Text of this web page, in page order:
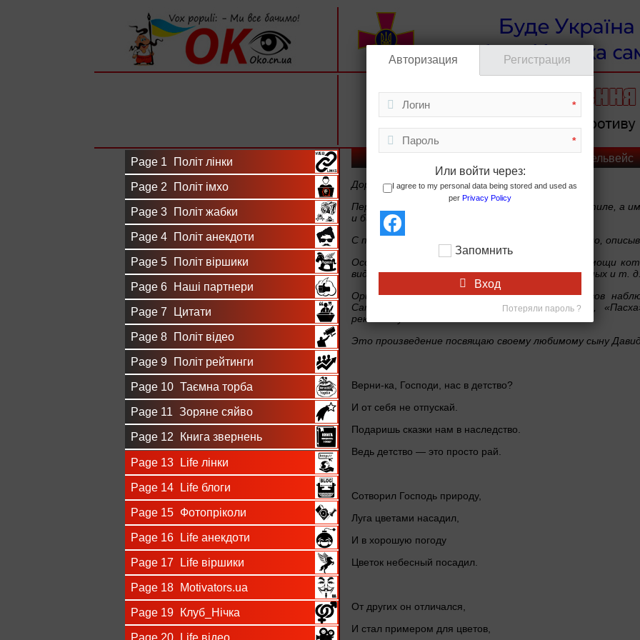
Page 1 Політ лінки
Page 2 Політ імхо
Page 3 Політ жабки
Page 4 Політ анекдоти
Page 5 Політ віршики
Page 6 Наші партнери
Page 7 Цитати
Page 8 Політ відео
Page 9 Політ рейтинги
Page 10 Таємна торба
Page 11 Зоряне сяйво
Page 12 Книга звернень
Page 13 Life лінки
Page 14 Life блоги
Page 15 Фотопріколи
Page 16 Life анекдоти
Page 17 Life віршики
Page 18 Motivators.ua
Page 19 Клуб_Нічка
Page 20 Life відео
Эдельвейс
Дорогой читатель!
Перед вами книга, написанная в оригинальном стиле, а
и библейских персонажей.
С подкупающей непосредственностью, невычурно,
Особенно интересен авторский приём, при помощи
виде цветов (Эдельвейс-Иисус Христос), насекомых и т.
Оригинальное трактование библейских мотивов
Сатирова, — это «Гора Моисея», «Миссия»,
рекомендую Вам ознакомиться.
Это произведение посвящаю своему любимому сыну
Верни-ка, Господи, нас в детство?
И от себя не отпускай.
Подаришь сказки нам в наследство.
Ведь детство — это просто рай.
Сотворил Господь природу,
Луга цветами насадил,
И в хорошую погоду
Цветок небесный посадил.
От других он отличался,
И стал примером для цветов,
Авторизация Регистрация
*
*
Или войти через:
I agree to my personal data being stored and used as
per Privacy Policy
Запомнить
Вход
Потеряли пароль ?